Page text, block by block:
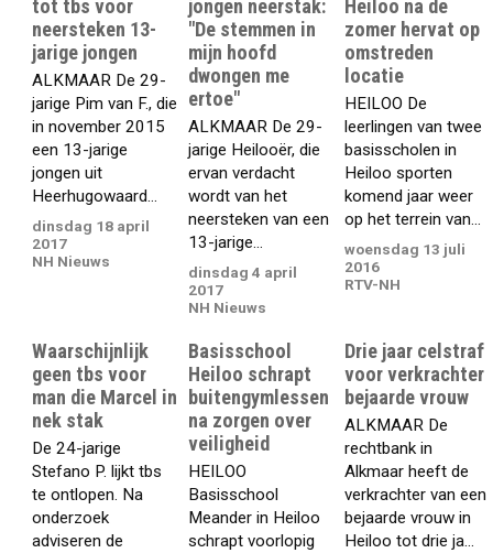
tot tbs voor
neersteken 13-
jarige jongen
ALKMAAR De 29-
jarige Pim van F., die
in november 2015
een 13-jarige
jongen uit
Heerhugowaard...
dinsdag 18 april
2017
NH Nieuws
jongen neerstak:
"De stemmen in
mijn hoofd
dwongen me
ertoe"
ALKMAAR De 29-
jarige Heilooër, die
ervan verdacht
wordt van het
neersteken van een
13-jarige...
dinsdag 4 april
2017
NH Nieuws
Heiloo na de
zomer hervat op
omstreden
locatie
HEILOO De
leerlingen van twee
basisscholen in
Heiloo sporten
komend jaar weer
op het terrein van...
woensdag 13 juli
2016
RTV-NH
Waarschijnlijk
geen tbs voor
man die Marcel in
nek stak
De 24-jarige
Stefano P. lijkt tbs
te ontlopen. Na
onderzoek
adviseren de
Basisschool
Heiloo schrapt
buitengymlessen
na zorgen over
veiligheid
HEILOO
Basisschool
Meander in Heiloo
schrapt voorlopig
Drie jaar celstraf
voor verkrachter
bejaarde vrouw
ALKMAAR De
rechtbank in
Alkmaar heeft de
verkrachter van een
bejaarde vrouw in
Heiloo tot drie ja...